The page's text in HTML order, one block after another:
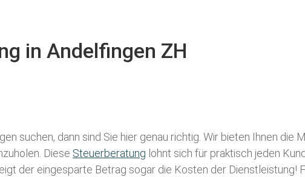
in Andelfingen ZH
suchen, dann sind Sie hier genau richtig. Wir bieten Ihnen
Diese Steuerberatung lohnt sich für praktisch jeden
der eingesparte Betrag sogar die Kosten der Dienstleistung!